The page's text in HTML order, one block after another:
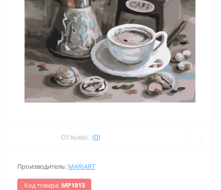
Отзывы: (0)
Производитель: MARIART
Код товара: МР1813